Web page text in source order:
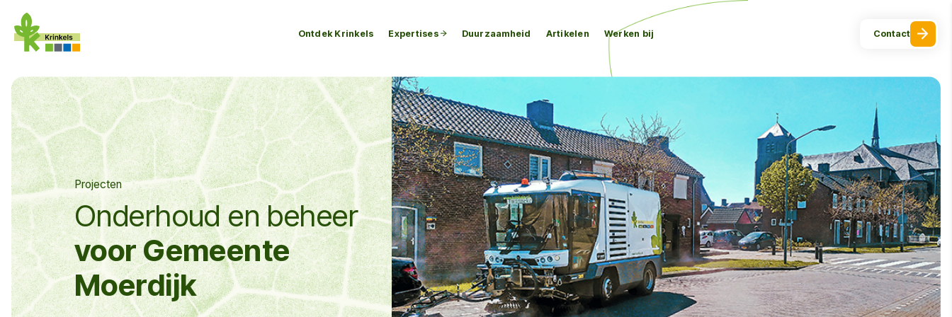
Ontdek Krinkels Expertises Duurzaamheid Artikelen Werken bij Contact
Projecten
Onderhoud en beheer
voor Gemeente
Moerdijk